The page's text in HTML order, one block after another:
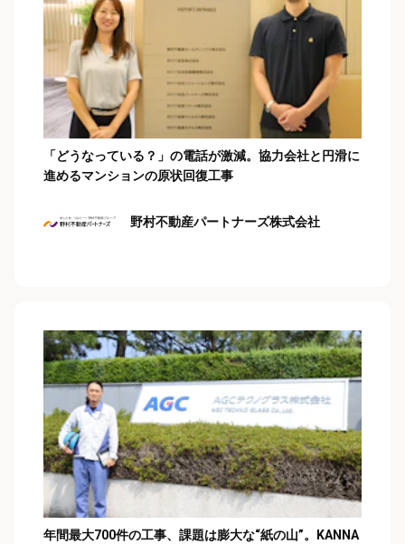
「どうなっている？」の電話が激減。協力会社と円滑に
進めるマンションの原状回復工事
野村不動産パートナーズ株式会社
年間最大700件の工事、課題は膨大な“紙の山”。KANNA